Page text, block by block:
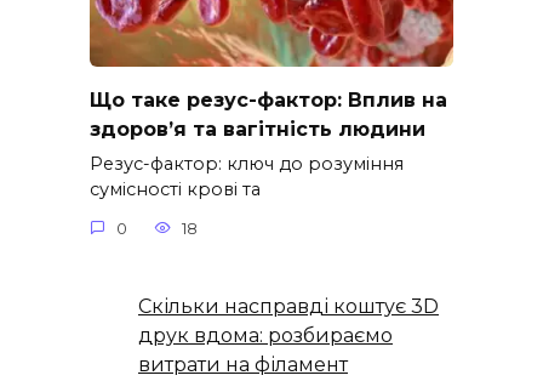
Що таке резус-фактор: Вплив на
здоров’я та вагітність людини
Резус-фактор: ключ до розуміння
сумісності крові та
0 18
Скільки насправді коштує 3D
друк вдома: розбираємо
витрати на філамент